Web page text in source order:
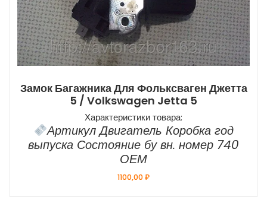
Замок Багажника Для Фольксваген Джетта
5 / Volkswagen Jetta 5
Характеристики товара:
Артикул Двигатель Коробка год
выпуска Состояние бу вн. номер 740
ОЕМ
1100,00₽